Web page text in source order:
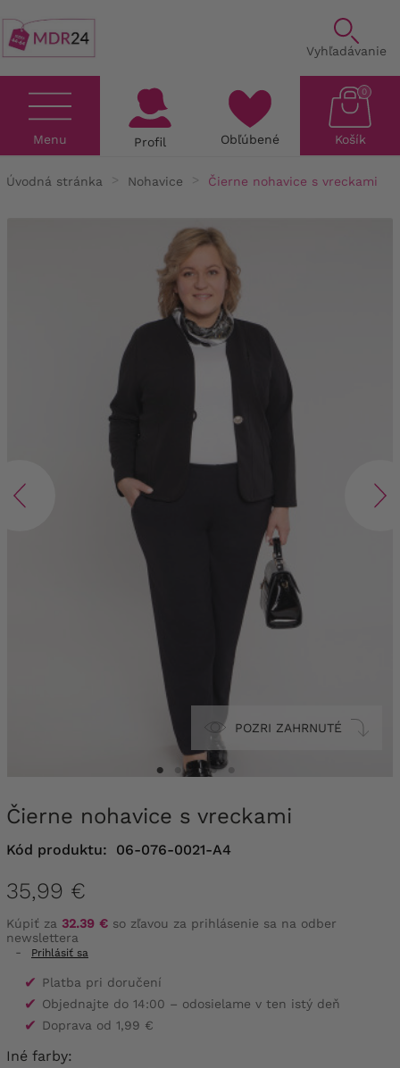
Vyhľadávanie
Menu Profil Obľúbené Košík
0
Úvodná stránka Nohavice Čierne nohavice s vreckami
POZRI ZAHRNUTÉ
Čierne nohavice s vreckami
Kód produktu: 06-076-0021-A4
35,99 €
Kúpiť za 32.39 € so zľavou za prihlásenie sa na odber
newslettera
-
Prihlásiť sa
✔ Platba pri doručení
✔ Objednajte do 14:00 – odosielame v ten istý deň
✔ Doprava od 1,99 €
Iné farby: